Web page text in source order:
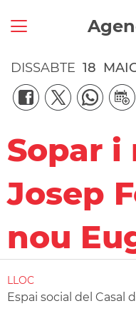
DISSABTE 18
Sopar i
Josep
nou
LLOC
Espai social del Casal